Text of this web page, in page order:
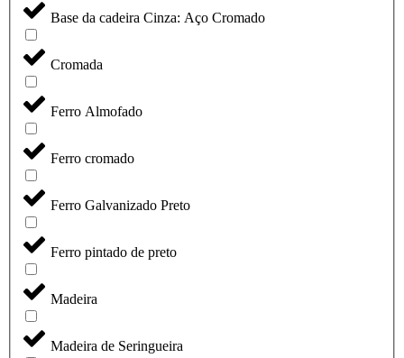
Base da cadeira Cinza: Aço Cromado
Cromada
Ferro Almofado
Ferro cromado
Ferro Galvanizado Preto
Ferro pintado de preto
Madeira
Madeira de Seringueira